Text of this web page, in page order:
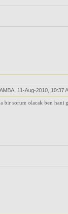
11-Aug-2010, 10:37
bir sorum olacak ben hani